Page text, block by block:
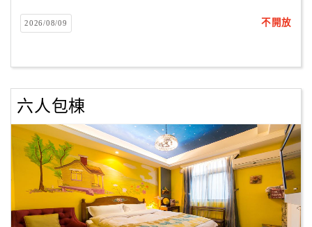
戶
客
服
聯
Line
上
2026/08/09 不開放
六人包棟